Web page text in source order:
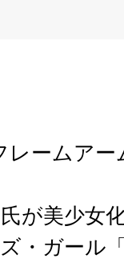
レームア
が美少女
・ガール